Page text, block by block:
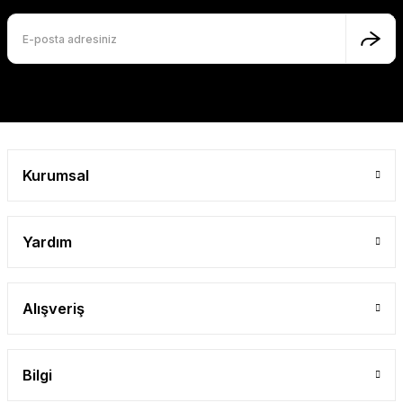
Kurumsal
Yardım
Alışveriş
Bilgi